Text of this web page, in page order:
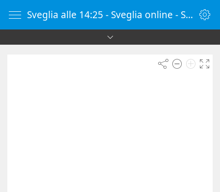
Sveglia alle 14:25 - Sveglia online - SvegliaOnline.it